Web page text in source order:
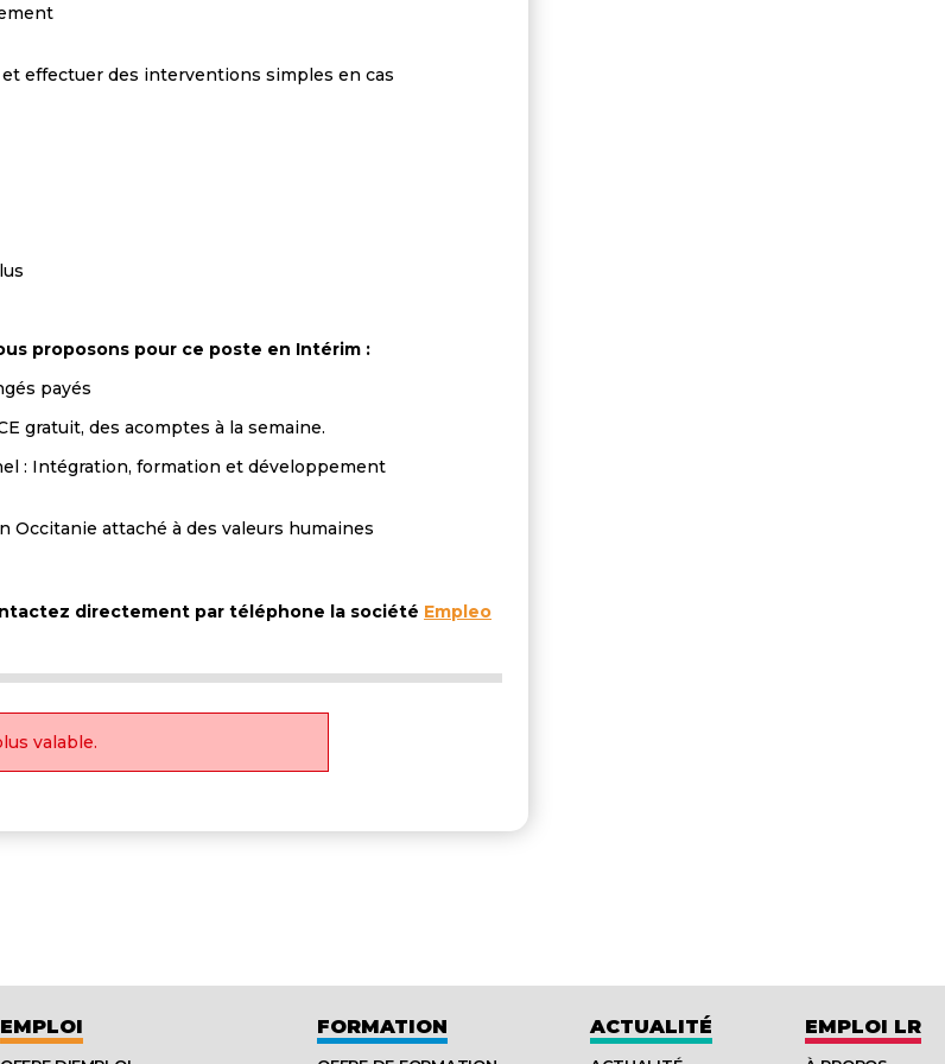
effectuer des interventions simples en cas
proposons pour ce poste en Intérim :
payés
gratuit, des acomptes à la semaine.
: Intégration, formation et développement
Occitanie attaché à des valeurs humaines
directement par téléphone la société Empleo
valable.
EMPLOI FORMATION ACTUALITÉ EMPLOI LR